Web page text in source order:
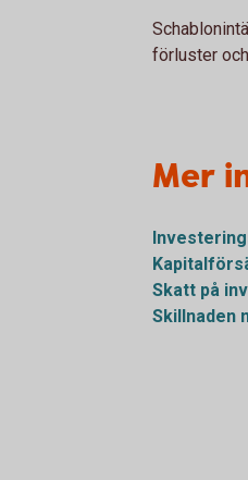
förluster
Mer
Skatt på
Skillnaden